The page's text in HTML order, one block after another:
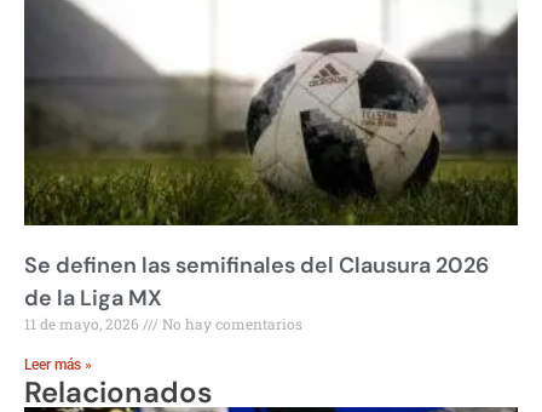
Se definen las semifinales del Clausura 2026
de la Liga MX
11 de mayo, 2026 No hay comentarios
Leer más »
Relacionados